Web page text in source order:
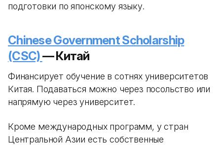
подготовки по японскому языку.
Chinese Government Scholarship
(CSC)— Китай
Финансирует обучение в сотнях университетов
Китая. Подаваться можно через посольство или
напрямую через университет.
Кроме международных программ, у стран
Центральной Азии есть собственные